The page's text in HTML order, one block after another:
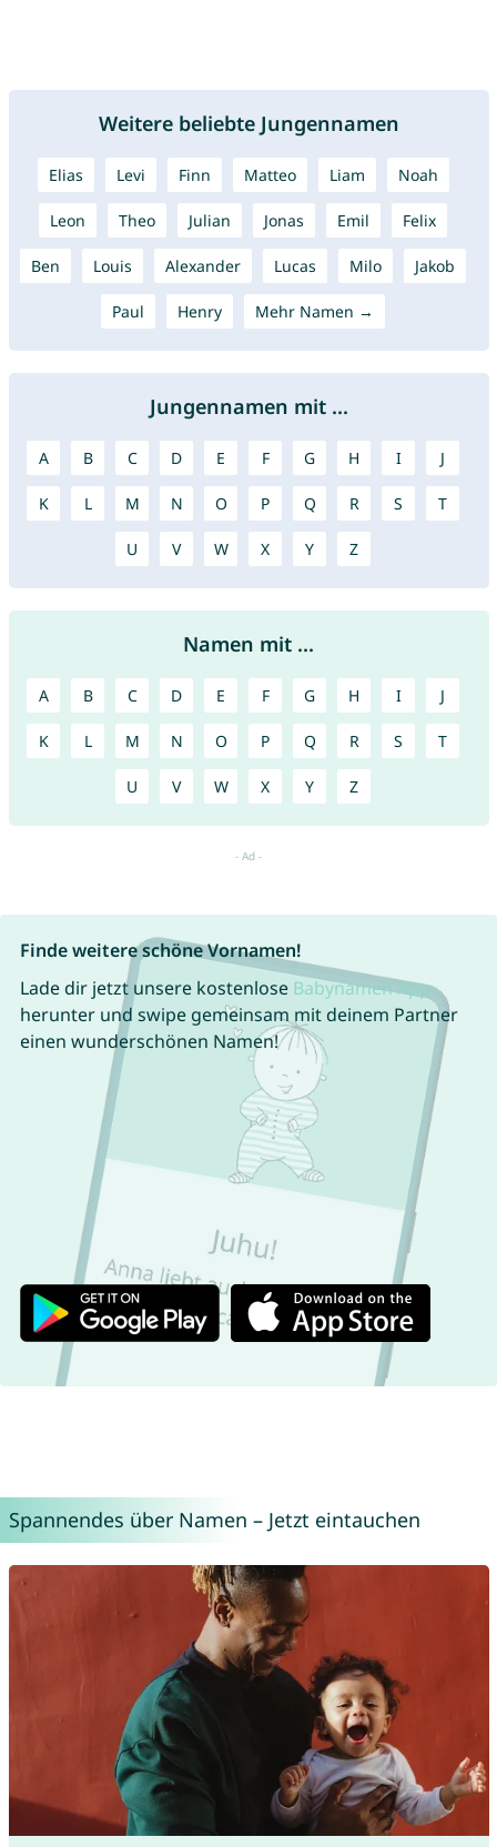
Weitere beliebte Jungennamen
Elias Levi Finn Matteo Liam Noah
Leon Theo Julian Jonas Emil Felix
Ben Louis Alexander Lucas Milo Jakob
Paul Henry Mehr Namen →
Jungennamen mit ...
A B C D E F G H I J
K L M N O P Q R S T
U V W X Y Z
Namen mit ...
A B C D E F G H I J
K L M N O P Q R S T
U V W X Y Z
Finde weitere schöne Vornamen!
Lade dir jetzt unsere kostenlose Babynamen App
herunter und swipe gemeinsam mit deinem Partner
einen wunderschönen Namen!
Spannendes über Namen – Jetzt eintauchen